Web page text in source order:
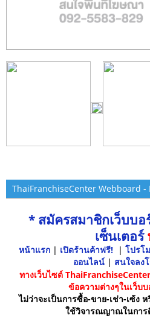
ThaiFranchiseCenter Webboard -
* สมัครสมาชิกเว็บบ
เซ็นเตอร์
หน้าแรก | เปิดร้านค้าฟรี! | โปรโ
ออนไลน์ | สนใจลง
ทางเว็บไซต์
ข้อความต่างๆในเว็บ
ไม่ว่าจะเป็นการซื้อ-ขาย-เช่า-เซ้ง
ใช้วิจารณญาณในการ